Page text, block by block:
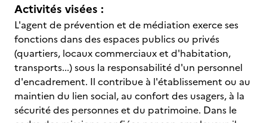
Activités visées :
L'agent de prévention et de médiation exerce ses
fonctions dans des espaces publics ou privés
(quartiers, locaux commerciaux et d'habitation,
transports...) sous la responsabilité d'un personnel
d'encadrement. Il contribue à l'établissement ou au
maintien du lien social, au confort des usagers, à la
sécurité des personnes et du patrimoine. Dans le